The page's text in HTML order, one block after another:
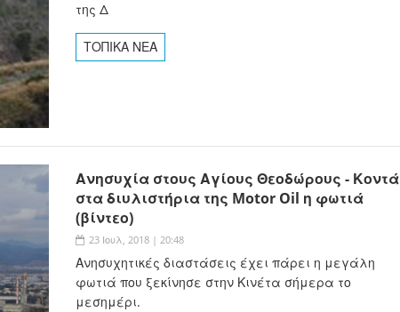
της Δ
ΤΟΠΙΚΑ ΝΕΑ
Ανησυχία στους Αγίους Θεοδώρους - Κοντά
στα διυλιστήρια της Motor Oil η φωτιά
(βίντεο)
23 Ιουλ, 2018 | 20:48
Ανησυχητικές διαστάσεις έχει πάρει η μεγάλη
φωτιά που ξεκίνησε στην Κινέτα σήμερα το
μεσημέρι.